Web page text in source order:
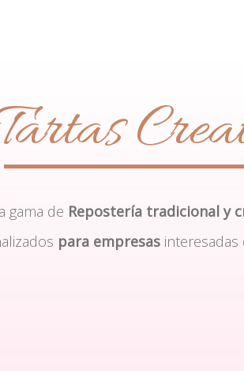
gama de Repostería tradicional y
para empresas